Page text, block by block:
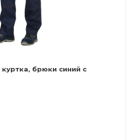
брюки синий с